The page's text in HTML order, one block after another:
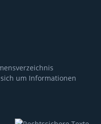
um Informationen